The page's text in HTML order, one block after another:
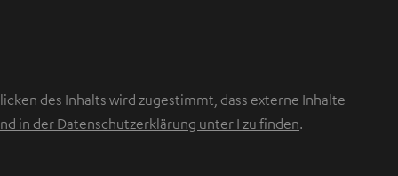
des Inhalts wird zugestimmt, dass externe Inhalte
in der Datenschutzerklärung unter I zu finden.